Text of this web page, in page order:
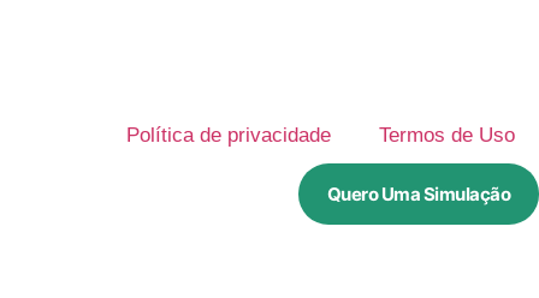
Política de privacidade Termos de Uso
Quero Uma Simulação